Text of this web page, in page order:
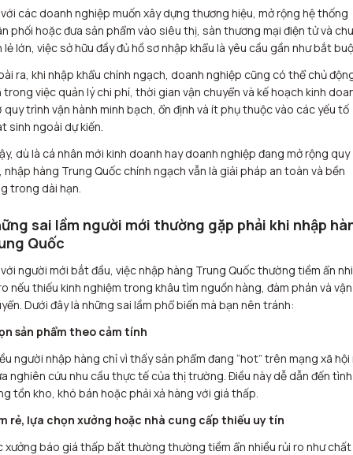
các doanh nghiệp muốn xây dựng thương hiệu, mở rộng hệ thống
phối hoặc đưa sản phẩm vào siêu thị, sàn thương mại điện tử và
lẻ lớn, việc sở hữu đầy đủ hồ sơ nhập khẩu là yêu cầu gần như bắt
ra, khi nhập khẩu chính ngạch, doanh nghiệp cũng có thể chủ
trong việc quản lý chi phí, thời gian vận chuyển và kế hoạch kinh
quy trình vận hành minh bạch, ổn định và ít phụ thuộc vào các yếu tố
sinh ngoài dự kiến.
dù là cá nhân mới kinh doanh hay doanh nghiệp đang mở rộng quy
nhập hàng Trung Quốc chính ngạch vẫn là giải pháp an toàn và bền
trong dài hạn.
sai lầm người mới thường gặp phải khi nhập
Quốc
người mới bắt đầu, việc nhập hàng Trung Quốc thường tiềm ẩn
nếu thiếu kinh nghiệm trong khâu tìm nguồn hàng, đàm phán và vận
Dưới đây là những sai lầm phổ biến mà bạn nên tránh:
sản phẩm theo cảm tính
người nhập hàng chỉ vì thấy sản phẩm đang “hot” trên mạng xã hội
nghiên cứu nhu cầu thực tế của thị trường. Điều này dễ dẫn đến tình
tồn kho, khó bán hoặc phải xả hàng với giá thấp.
rẻ, lựa chọn xưởng hoặc nhà cung cấp thiếu uy tín
xưởng báo giá thấp bất thường thường tiềm ẩn nhiều rủi ro như chất